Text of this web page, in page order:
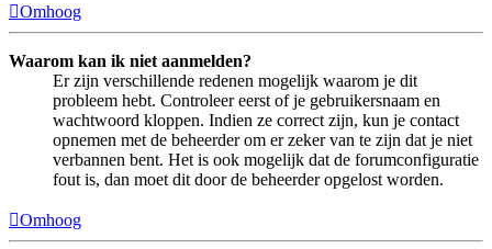
Omhoog
Waarom kan ik niet aanmelden?
Er zijn verschillende redenen mogelijk waarom je dit
probleem hebt. Controleer eerst of je gebruikersnaam en
wachtwoord kloppen. Indien ze correct zijn, kun je contact
opnemen met de beheerder om er zeker van te zijn dat je niet
verbannen bent. Het is ook mogelijk dat de forumconfiguratie
fout is, dan moet dit door de beheerder opgelost worden.
Omhoog